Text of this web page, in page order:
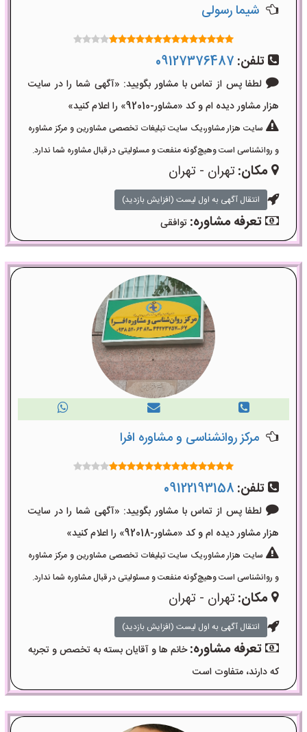
شیما رسولی
تلفن: 09127376487
لطفا پس از تماس با مشاور بگویید: «آگهی شما را در سایت
هزار مشاور دیده ام و کد «مشاور-92010» را اعلام کنید»
سایت هزار مشاور،یک سایت تبلیغات تخصصی مشاورین و مرکز مشاوره
و روانشناسی است وهیچ‌گونه منفعت و مسئولیتی در قبال مشاوره شما ندارد.
مکان:تهران - تهران
انتقال آگهی به اول لیست (افزایش بازدید)
تعرفه مشاوره: توافقی
مرکز روانشناسی و مشاوره افرا
تلفن: 09122193158
لطفا پس از تماس با مشاور بگویید: «آگهی شما را در سایت
هزار مشاور دیده ام و کد «مشاور-92018» را اعلام کنید»
سایت هزار مشاور،یک سایت تبلیغات تخصصی مشاورین و مرکز مشاوره
و روانشناسی است وهیچ‌گونه منفعت و مسئولیتی در قبال مشاوره شما ندارد.
مکان:تهران - تهران
انتقال آگهی به اول لیست (افزایش بازدید)
تعرفه مشاوره:خانم ها و آقایان بسته به تخصص و تجربه
که دارند، متفاوت است